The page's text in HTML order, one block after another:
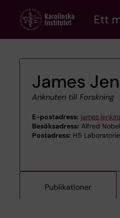
content
Ett
James
Anknuten till Forskning
E-postadress:
Besöksadress: Alfred
Postadress: H5
Publikationer